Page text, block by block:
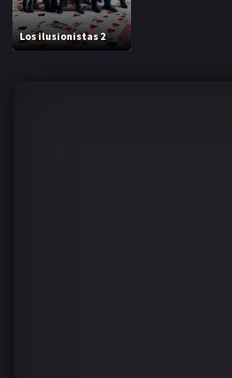
Los ilusionistas 2